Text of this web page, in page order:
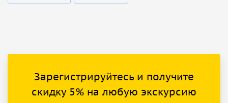
Зарегистрируйтесь и получите
скидку 5% на любую экскурсию